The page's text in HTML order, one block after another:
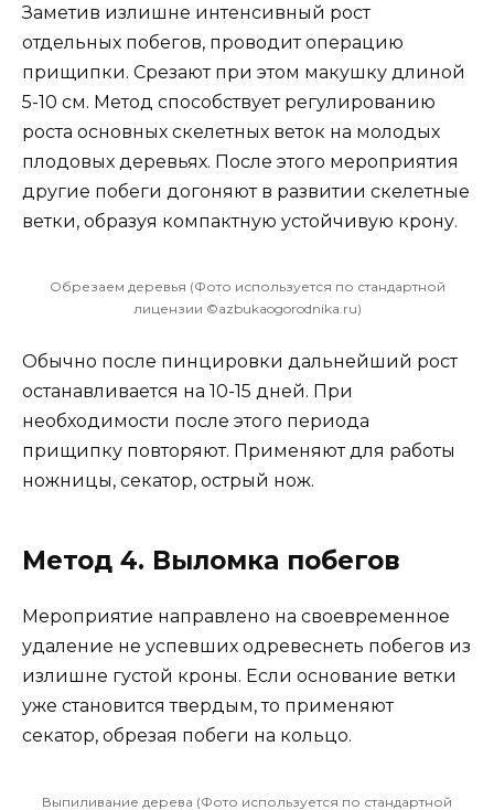
Заметив излишне интенсивный рост
отдельных побегов, проводит операцию
прищипки. Срезают при этом макушку длиной
5-10 см. Метод способствует регулированию
роста основных скелетных веток на молодых
плодовых деревьях. После этого мероприятия
другие побеги догоняют в развитии скелетные
ветки, образуя компактную устойчивую крону.
Обрезаем деревья (Фото используется по стандартной
лицензии ©azbukaogorodnika.ru)
Обычно после пинцировки дальнейший рост
останавливается на 10-15 дней. При
необходимости после этого периода
прищипку повторяют. Применяют для работы
ножницы, секатор, острый нож.
Метод 4. Выломка побегов
Мероприятие направлено на своевременное
удаление не успевших одревеснеть побегов из
излишне густой кроны. Если основание ветки
уже становится твердым, то применяют
секатор, обрезая побеги на кольцо.
Выпиливание дерева (Фото используется по стандартной